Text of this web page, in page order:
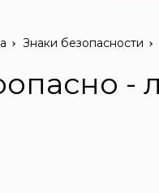
Знаки безопасности
-